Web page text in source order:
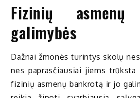
Fizinių asmenų
galimybės
Dažnai žmonės turintys skolų
nes paprasčiausiai jiems
fizinių asmenų bankrotą ir jo